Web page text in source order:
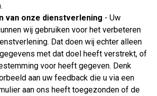
van onze dienstverlening - Uw
wij gebruiken voor het verbeteren
Dat doen wij echter alleen
met dat doel heeft verstrekt, of
voor heeft gegeven. Denk
aan uw feedback die u via een
aan ons heeft toegezonden of de